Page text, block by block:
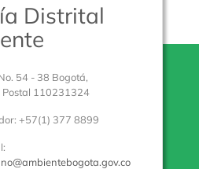
Distrital
54 - 38 Bogotá,
Postal 110231324
+57(1) 377 8899